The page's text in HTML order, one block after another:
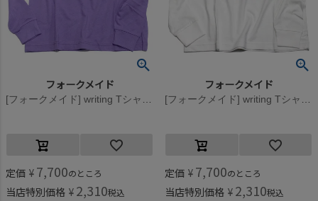
フォークメイド
[フォークメイド] writing Tシャツ ラベンダー
定価 ¥ 7,700のところ
当店特別価格 ¥ 2,310税込
フォークメイド
[フォークメイド] writing Tシャツ オフホワイト
定価 ¥ 7,700のところ
当店特別価格 ¥ 2,310税込